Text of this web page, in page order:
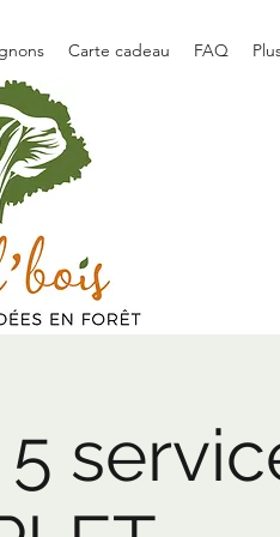
Carte cadeau FAQ